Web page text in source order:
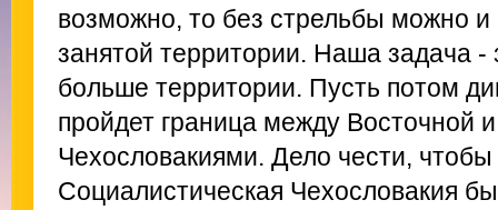
возможно, то без стрельбы можно и
занятой территории. Наша задача -
больше территории. Пусть потом
пройдет граница между Восточной
Чехословакиями. Дело чести,
Социалистическая Чехословакия